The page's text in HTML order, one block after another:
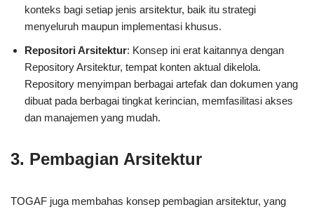
konteks bagi setiap jenis arsitektur, baik itu strategi
menyeluruh maupun implementasi khusus.
Repositori Arsitektur: Konsep ini erat kaitannya dengan
Repository Arsitektur, tempat konten aktual dikelola.
Repository menyimpan berbagai artefak dan dokumen yang
dibuat pada berbagai tingkat kerincian, memfasilitasi akses
dan manajemen yang mudah.
3. Pembagian Arsitektur
TOGAF juga membahas konsep pembagian arsitektur, yang